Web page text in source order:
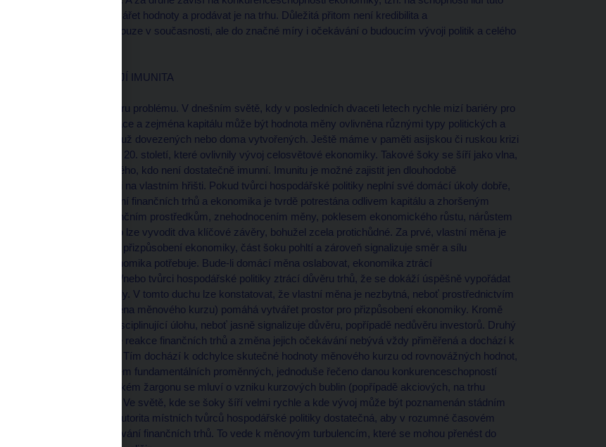
měnu používajících vytvářet hodnoty a prodávat je na trhu. Důležitá přitom není kredibilita a
konkurenceschopnost pouze v současnosti, ale do značné míry i očekávání o budoucím vývoji politik a celého
HODNOTA MĚNY A JEJÍ IMUNITA
Tím se dostáváme k jádru problému. V dnešním světě, kdy v posledních dvaceti letech rychle mizí bariéry pro
pohyb zboží, služeb, práce a zejména kapitálu může být hodnota měny ovlivněna různými typy politických a
ekonomických šoků, ať už dovezených nebo doma vytvořených. Ještě máme v paměti asijskou či ruskou krizi
ze druhé poloviny 90. let 20. století, které ovlivnily vývoj celosvětové ekonomiky. Takové šoky se šíří jako vlna,
která může smést každého, kdo není dostatečně imunní. Imunitu je možné zajistit jen dlouhodobě
konzistentními politikami na vlastním hřišti. Pokud tvůrci hospodářské politiky neplní své domácí úkoly dobře,
odrazí se to na hodnocení finančních trhů a ekonomika je tvrdě potrestána odlivem kapitálu a zhoršeným
přístupem k novým finančním prostředkům, znehodnocením měny, poklesem ekonomického růstu, nárůstem
nezaměstnanosti. Z toho lze vyvodit dva klíčové závěry, bohužel zcela protichůdné. Za prvé, vlastní měna je
důležitým nástrojem pro přizpůsobení ekonomiky, část šoku pohltí a zároveň signalizuje směr a sílu
přizpůsobení, které ekonomika potřebuje. Bude-li domácí měna oslabovat, ekonomika ztrácí
konkurenceschopnost a/nebo tvůrci hospodářské politiky ztrácí důvěru trhů, že se dokáží úspěšně vypořádat
se svými domácími úkoly. V tomto duchu lze konstatovat, že vlastní měna je nezbytná, neboť prostřednictvím
změny její hodnoty (změna měnového kurzu) pomáhá vytvářet prostor pro přizpůsobení ekonomiky. Kromě
toho má i významnou disciplinující úlohu, neboť jasně signalizuje důvěru, popřípadě nedůvěru investorů. Druhý
závěr vyplývá z toho, že reakce finančních trhů a změna jejich očekávání nebývá vždy přiměřená a dochází k
tzv. přestřelování kurzu. Tím dochází k odchylce skutečné hodnoty měnového kurzu od rovnovážných hodnot,
které jsou určeny vývojem fundamentálních proměnných, jednoduše řečeno danou konkurenceschopností
ekonomiky. V ekonomickém žargonu se mluví o vzniku kurzových bublin (popřípadě akciových, na trhu
nemovitostí a podobně). Ve světě, kde se šoky šíří velmi rychle a kde vývoj může být poznamenán stádním
chováním, nemusí být autorita místních tvůrců hospodářské politiky dostatečná, aby v rozumné časovém
horizontu ukotvila očekávání finančních trhů. To vede k měnovým turbulencím, které se mohou přenést do